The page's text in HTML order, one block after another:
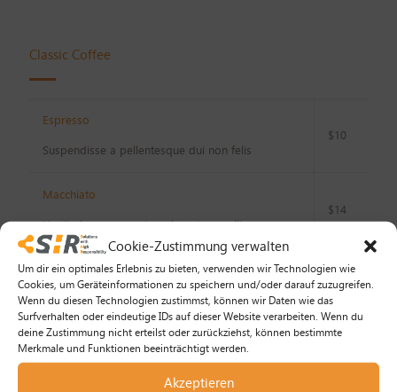
Cookie-Zustimmung verwalten
Um dir ein optimales Erlebnis zu bieten, verwenden wir Technologien wie
Cookies, um Geräteinformationen zu speichern und/oder darauf zuzugreifen.
Wenn du diesen Technologien zustimmst, können wir Daten wie das
Surfverhalten oder eindeutige IDs auf dieser Website verarbeiten. Wenn du
deine Zustimmung nicht erteilst oder zurückziehst, können bestimmte
Merkmale und Funktionen beeinträchtigt werden.
Akzeptieren
Classic Coffee
Espresso
Suspendisse a pellentesque dui non felis
$10
Macchiato
Vestibulum commodo volutpat convallis ac
$14
Flat White
Nulla imperdiet sit amet magna
$8
Americano
Quisque lorem tortor fringilla sed
$8